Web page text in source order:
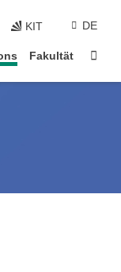
KIT DE
Fakultät